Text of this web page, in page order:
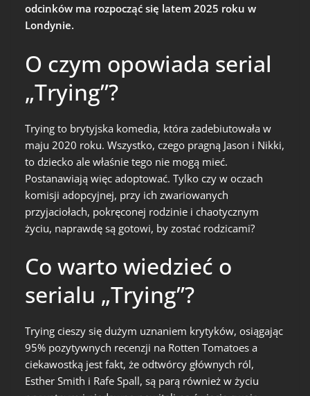
odcinków ma rozpocząć się latem 2025 roku w
Londynie.
O czym opowiada serial
„Trying”?
Trying to brytyjska komedia, która zadebiutowała w
maju 2020 roku. Wszystko, czego pragną Jason i Nikki,
to dziecko ale właśnie tego nie mogą mieć.
Postanawiają więc adoptować. Tylko czy w oczach
komisji adopcyjnej, przy ich zwariowanych
przyjaciołach, pokręconej rodzinie i chaotycznym
życiu, naprawdę są gotowi, by zostać rodzicami?
Co warto wiedzieć o
serialu „Trying”?
Trying cieszy się dużym uznaniem krytyków, osiągając
95% pozytywnych recenzji na Rotten Tomatoes a
ciekawostką jest fakt, że odtwórcy głównych ról,
Esther Smith i Rafe Spall, są parą również w życiu